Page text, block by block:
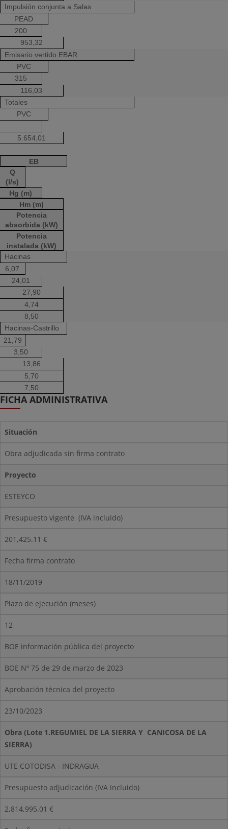
Impulsión conjunta a Salas
PEAD
200
953,32
Emisario vertido EBAR
PVC
315
116,03
Totales
PVC
5.654,01
EB
Q
(l/s)
Hg (m)
Hm (m)
Potencia
absorbida (kW)
Potencia
instalada (kW)
Hacinas
6,07
24,01
27,90
4,74
8,50
Hacinas-Castrillo
21,79
3,50
13,86
5,70
7,50
FICHA ADMINISTRATIVA
Situación
Obra adjudicada sin firma contrato
Proyecto
ESTEYCO
Presupuesto vigente (IVA incluido)
201,425.11 €
Fecha firma contrato
18/11/2019
Plazo de ejecución (meses)
12
BOE información pública del proyecto
BOE Nº 75 de 29 de marzo de 2023
Aprobación técnica del proyecto
23/10/2023
Obra (Lote 1.REGUMIEL DE LA SIERRA Y CANICOSA DE LA
SIERRA)
UTE COTODISA - INDRAGUA
Presupuesto adjudicación (IVA incluido)
2,814,995.01 €